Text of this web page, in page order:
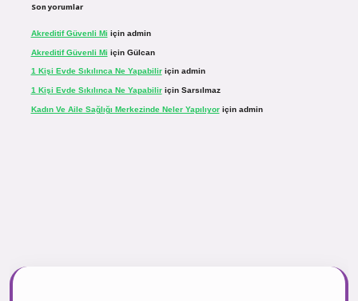
Son yorumlar
Akreditif Güvenli Mi için admin
Akreditif Güvenli Mi için Gülcan
1 Kişi Evde Sıkılınca Ne Yapabiliriçin admin
1 Kişi Evde Sıkılınca Ne Yapabiliriçin Sarsılmaz
Kadın Ve Aile Sağlığı Merkezinde Neler Yapılıyoriçin admin